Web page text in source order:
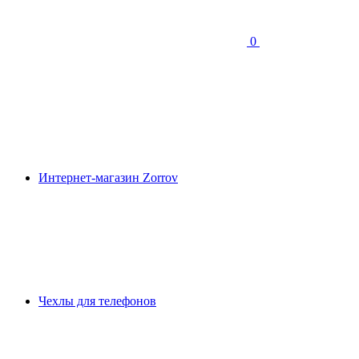
0
Интернет-магазин Zorrov
Чехлы для телефонов